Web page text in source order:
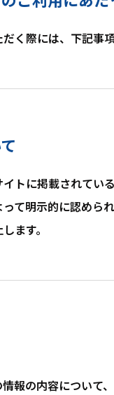
く際には、下記事
トに掲載されてい
て明示的に認めら
ます。
報の内容について